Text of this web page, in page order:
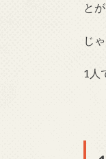
と
じ
1人